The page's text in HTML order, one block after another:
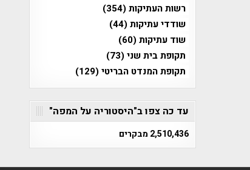
רשות העתיקות(354)
שודדי עתיקות(44)
שוד עתיקות(60)
תקופת בית שני(73)
תקופת המנדט הבריטי(129)
עד כה צפו ב"היסטוריה על המפה"
2,510,436 מבקרים